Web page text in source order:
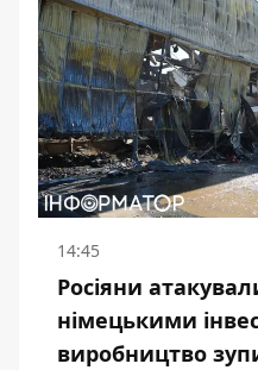
14:45
Росіяни
німецькими
виробництво